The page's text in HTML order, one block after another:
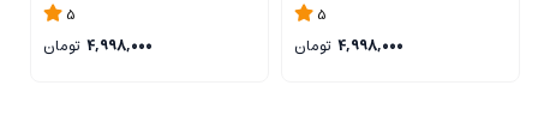
5
4,998,000 تومان
5
4,998,000 تومان